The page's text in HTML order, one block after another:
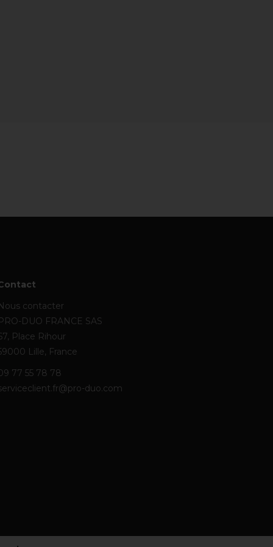
contacter
DUO FRANCE SAS
Place Rihour
Lille, France
77 55 78 78
duo.com